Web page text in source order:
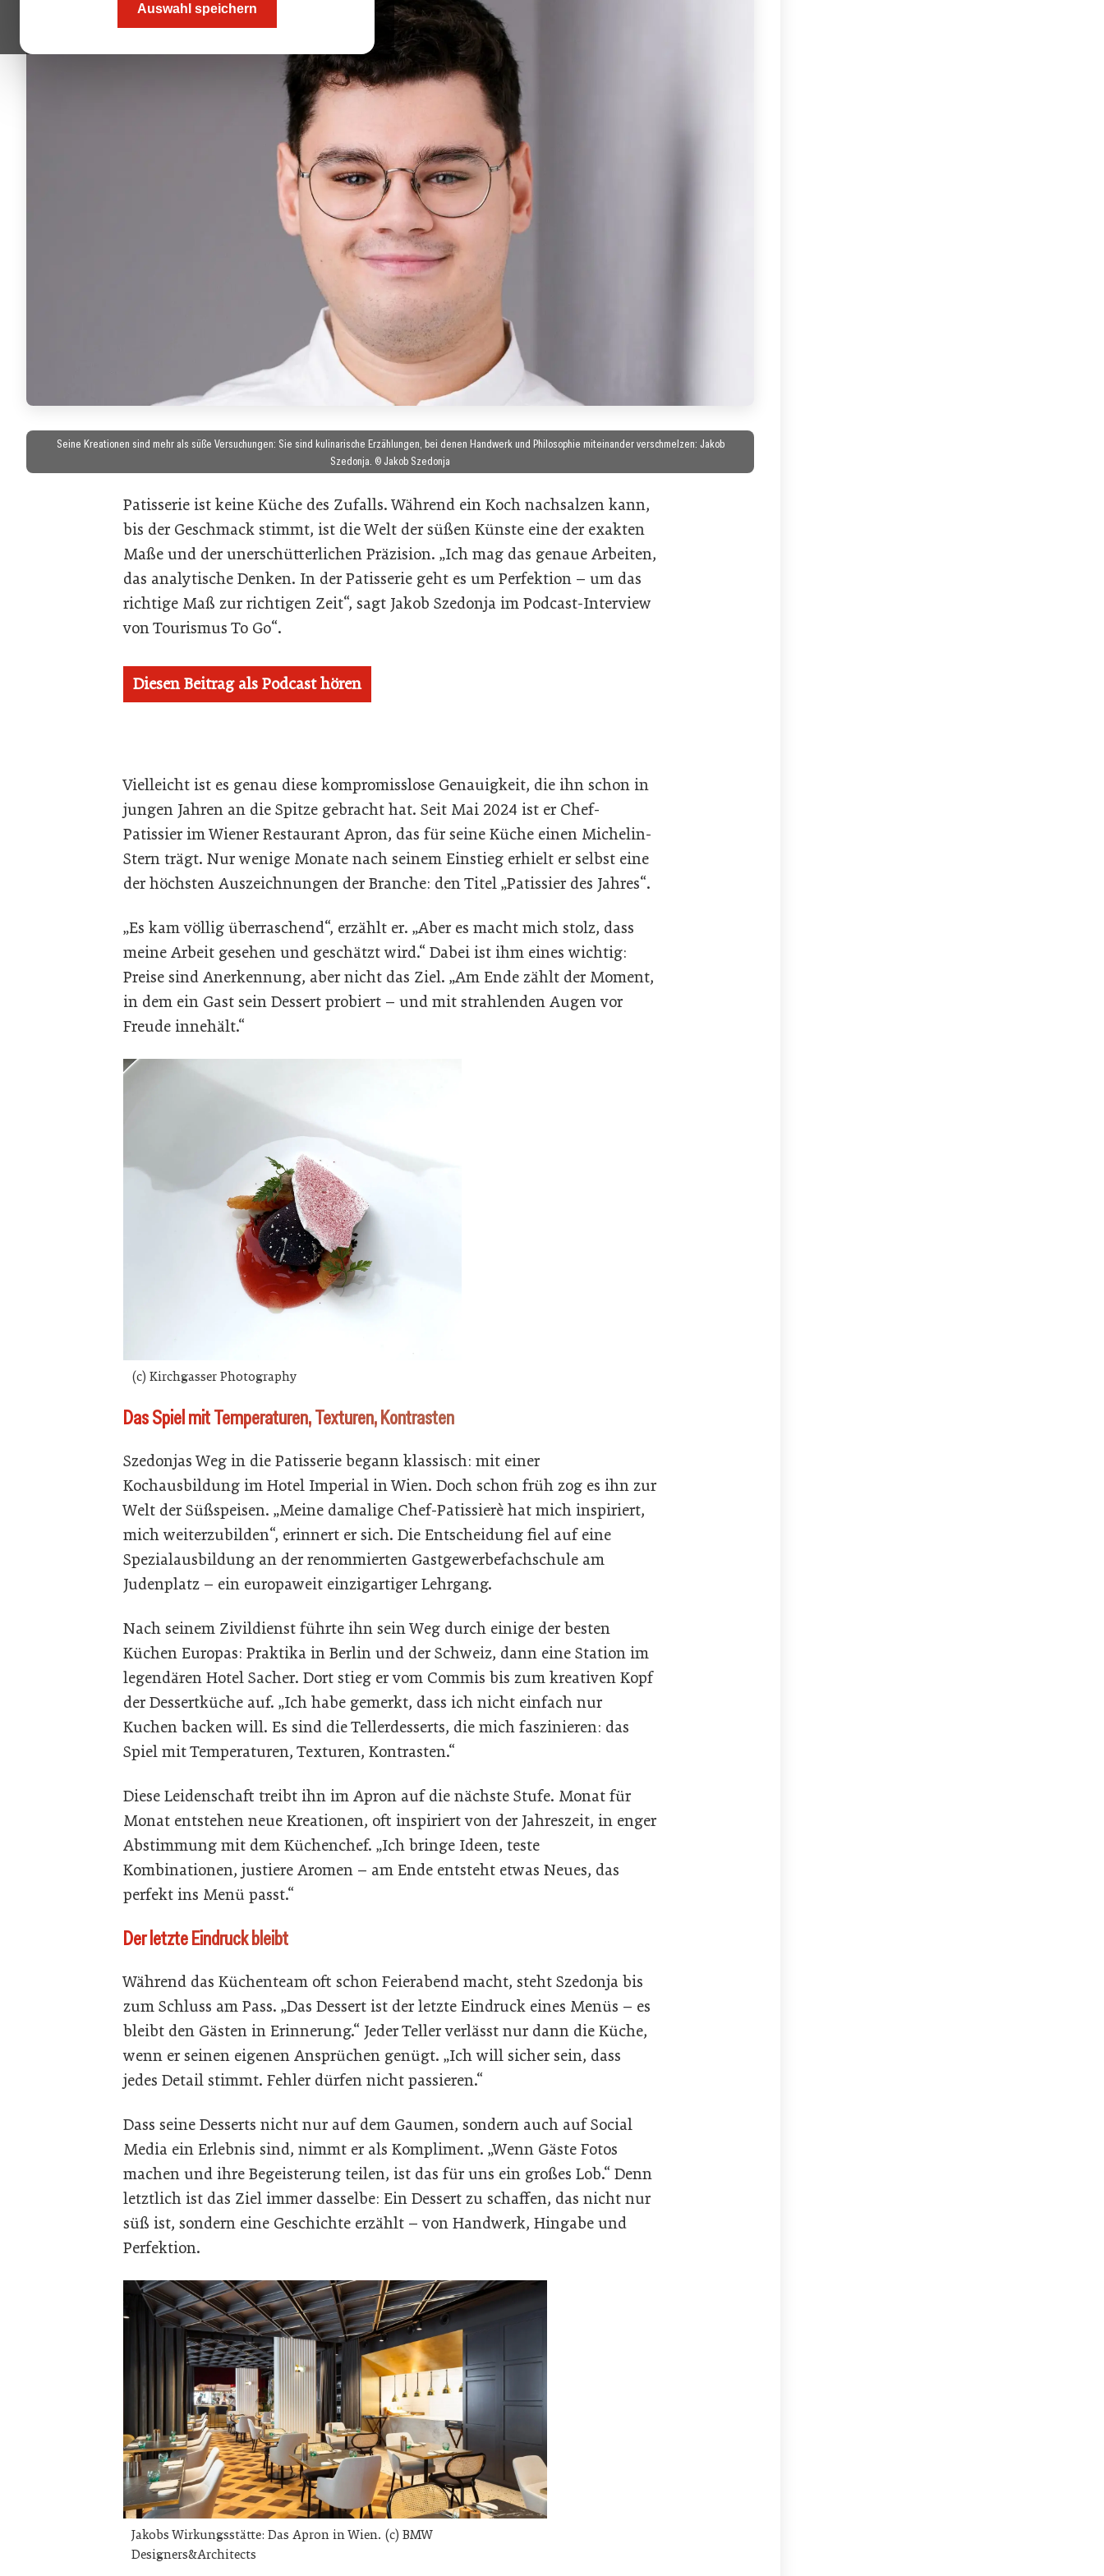
Auswahl speichern
Seine Kreationen sind mehr als süße Versuchungen: Sie sind kulinarische Erzählungen, bei denen Handwerk und Philosophie miteinander verschmelzen: Jakob
Szedonja. © Jakob Szedonja
Patisserie ist keine Küche des Zufalls. Während ein Koch nachsalzen kann,
bis der Geschmack stimmt, ist die Welt der süßen Künste eine der exakten
Maße und der unerschütterlichen Präzision. „Ich mag das genaue Arbeiten,
das analytische Denken. In der Patisserie geht es um Perfektion – um das
richtige Maß zur richtigen Zeit“, sagt Jakob Szedonja im Podcast-Interview
von Tourismus To Go“.
Diesen Beitrag als Podcast hören
Vielleicht ist es genau diese kompromisslose Genauigkeit, die ihn schon in
jungen Jahren an die Spitze gebracht hat. Seit Mai 2024 ist er Chef-
Patissier im Wiener Restaurant Apron, das für seine Küche einen Michelin-
Stern trägt. Nur wenige Monate nach seinem Einstieg erhielt er selbst eine
der höchsten Auszeichnungen der Branche: den Titel „Patissier des Jahres“.
„Es kam völlig überraschend“, erzählt er. „Aber es macht mich stolz, dass
meine Arbeit gesehen und geschätzt wird.“ Dabei ist ihm eines wichtig:
Preise sind Anerkennung, aber nicht das Ziel. „Am Ende zählt der Moment,
in dem ein Gast sein Dessert probiert – und mit strahlenden Augen vor
Freude innehält.“
(c) Kirchgasser Photography
Das Spiel mit Temperaturen, Texturen, Kontrasten
Szedonjas Weg in die Patisserie begann klassisch: mit einer
Kochausbildung im Hotel Imperial in Wien. Doch schon früh zog es ihn zur
Welt der Süßspeisen. „Meine damalige Chef-Patissierè hat mich inspiriert,
mich weiterzubilden“, erinnert er sich. Die Entscheidung fiel auf eine
Spezialausbildung an der renommierten Gastgewerbefachschule am
Judenplatz – ein europaweit einzigartiger Lehrgang.
Nach seinem Zivildienst führte ihn sein Weg durch einige der besten
Küchen Europas: Praktika in Berlin und der Schweiz, dann eine Station im
legendären Hotel Sacher. Dort stieg er vom Commis bis zum kreativen Kopf
der Dessertküche auf. „Ich habe gemerkt, dass ich nicht einfach nur
Kuchen backen will. Es sind die Tellerdesserts, die mich faszinieren: das
Spiel mit Temperaturen, Texturen, Kontrasten.“
Diese Leidenschaft treibt ihn im Apron auf die nächste Stufe. Monat für
Monat entstehen neue Kreationen, oft inspiriert von der Jahreszeit, in enger
Abstimmung mit dem Küchenchef. „Ich bringe Ideen, teste
Kombinationen, justiere Aromen – am Ende entsteht etwas Neues, das
perfekt ins Menü passt.“
Der letzte Eindruck bleibt
Während das Küchenteam oft schon Feierabend macht, steht Szedonja bis
zum Schluss am Pass. „Das Dessert ist der letzte Eindruck eines Menüs – es
bleibt den Gästen in Erinnerung.“ Jeder Teller verlässt nur dann die Küche,
wenn er seinen eigenen Ansprüchen genügt. „Ich will sicher sein, dass
jedes Detail stimmt. Fehler dürfen nicht passieren.“
Dass seine Desserts nicht nur auf dem Gaumen, sondern auch auf Social
Media ein Erlebnis sind, nimmt er als Kompliment. „Wenn Gäste Fotos
machen und ihre Begeisterung teilen, ist das für uns ein großes Lob.“ Denn
letztlich ist das Ziel immer dasselbe: Ein Dessert zu schaffen, das nicht nur
süß ist, sondern eine Geschichte erzählt – von Handwerk, Hingabe und
Perfektion.
Jakobs Wirkungsstätte: Das Apron in Wien. (c) BMW
Designers&Architects